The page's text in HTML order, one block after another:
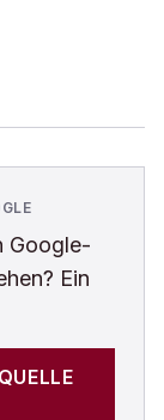
Google-
Ein